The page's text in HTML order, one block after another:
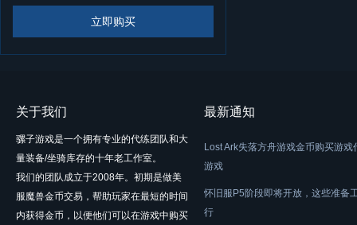
立即购买
关于我们
骡子游戏是一个拥有专业的代练团队和大
量装备/坐骑库存的十年老工作室。
我们的团队成立于2008年。初期是做美
服魔兽金币交易，帮助玩家在最短的时间
内获得金币，以便他们可以在游戏中购买
最新通知
Lost Ark失落方舟游戏金币购买游戏
游戏
怀旧服P5阶段即将开放，这些准备
行